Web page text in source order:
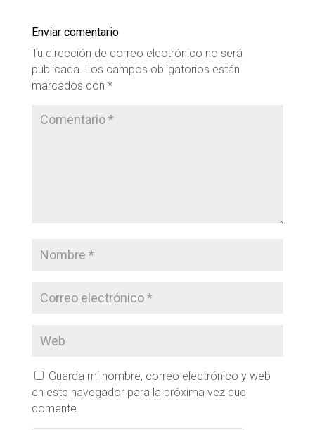
Enviar comentario
Tu dirección de correo electrónico no será
publicada. Los campos obligatorios están
marcados con *
Guarda mi nombre, correo electrónico y web
en este navegador para la próxima vez que
comente.